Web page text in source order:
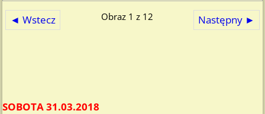
◄ Wstecz Następny ►
Obraz 1 z 12
SOBOTA 31.03.2018